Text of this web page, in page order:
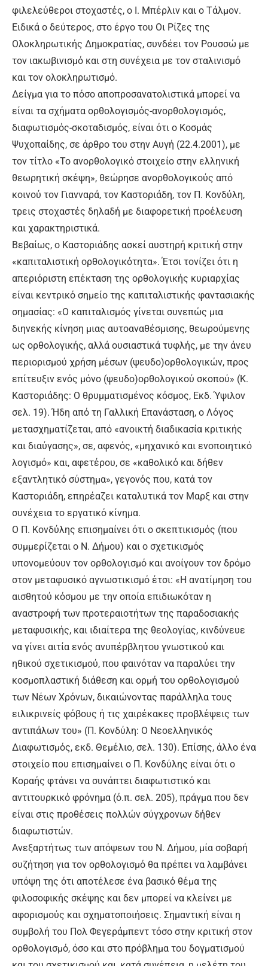
φιλελεύθεροι στοχαστές, ο Ι. Μπέρλιν και ο Τάλμον.
Ειδικά ο δεύτερος, στο έργο του Οι Ρίζες της
Ολοκληρωτικής Δημοκρατίας, συνδέει τον Ρουσσώ με
τον ιακωβινισμό και στη συνέχεια με τον σταλινισμό
και τον ολοκληρωτισμό.
Δείγμα για το πόσο αποπροσανατολιστικά μπορεί να
είναι τα σχήματα ορθολογισμός-ανορθολογισμός,
διαφωτισμός-σκοταδισμός, είναι ότι ο Κοσμάς
Ψυχοπαίδης, σε άρθρο του στην Αυγή (22.4.2001), με
τον τίτλο «Το ανορθολογικό στοιχείο στην ελληνική
θεωρητική σκέψη», θεώρησε ανορθολογικούς από
κοινού τον Γιανναρά, τον Καστοριάδη, τον Π. Κονδύλη,
τρεις στοχαστές δηλαδή με διαφορετική προέλευση
και χαρακτηριστικά.
Βεβαίως, ο Καστοριάδης ασκεί αυστηρή κριτική στην
«καπιταλιστική ορθολογικότητα». Έτσι τονίζει ότι η
απεριόριστη επέκταση της ορθολογικής κυριαρχίας
είναι κεντρικό σημείο της καπιταλιστικής φαντασιακής
σημασίας: «Ο καπιταλισμός γίνεται συνεπώς μια
διηνεκής κίνηση μιας αυτοαναθέσμισης, θεωρούμενης
ως ορθολογικής, αλλά ουσιαστικά τυφλής, με την άνευ
περιορισμού χρήση μέσων (ψευδο)ορθολογικών, προς
επίτευξιν ενός μόνο (ψευδο)ορθολογικού σκοπού» (Κ.
Καστοριάδης: Ο θρυμματισμένος κόσμος, Εκδ. Ύψιλον
σελ. 19). Ήδη από τη Γαλλική Επανάσταση, ο Λόγος
μετασχηματίζεται, από «ανοικτή διαδικασία κριτικής
και διαύγασης», σε, αφενός, «μηχανικό και ενοποιητικό
λογισμό» και, αφετέρου, σε «καθολικό και δήθεν
εξαντλητικό σύστημα», γεγονός που, κατά τον
Καστοριάδη, επηρέαζει καταλυτικά τον Μαρξ και στην
συνέχεια το εργατικό κίνημα.
Ο Π. Κονδύλης επισημαίνει ότι ο σκεπτικισμός (που
συμμερίζεται ο Ν. Δήμου) και ο σχετικισμός
υπονομεύουν τον ορθολογισμό και ανοίγουν τον δρόμο
στον μεταφυσικό αγνωστικισμό έτσι: «Η ανατίμηση του
αισθητού κόσμου με την οποία επιδιωκόταν η
αναστροφή των προτεραιοτήτων της παραδοσιακής
μεταφυσικής, και ιδιαίτερα της θεολογίας, κινδύνευε
να γίνει αιτία ενός ανυπέρβλητου γνωστικού και
ηθικού σχετικισμού, που φαινόταν να παραλύει την
κοσμοπλαστική διάθεση και ορμή του ορθολογισμού
των Νέων Χρόνων, δικαιώνοντας παράλληλα τους
ειλικρινείς φόβους ή τις χαιρέκακες προβλέψεις των
αντιπάλων του» (Π. Κονδύλη: Ο Νεοελληνικός
Διαφωτισμός, εκδ. Θεμέλιο, σελ. 130). Επίσης, άλλο ένα
στοιχείο που επισημαίνει ο Π. Κονδύλης είναι ότι ο
Κοραής φτάνει να συνάπτει διαφωτιστικό και
αντιτουρκικό φρόνημα (ό.π. σελ. 205), πράγμα που δεν
είναι στις προθέσεις πολλών σύγχρονων δήθεν
διαφωτιστών.
Ανεξαρτήτως των απόψεων του Ν. Δήμου, μία σοβαρή
συζήτηση για τον ορθολογισμό θα πρέπει να λαμβάνει
υπόψη της ότι αποτέλεσε ένα βασικό θέμα της
φιλοσοφικής σκέψης και δεν μπορεί να κλείνει με
αφορισμούς και σχηματοποιήσεις. Σημαντική είναι η
συμβολή του Πολ Φεγεράμπεντ τόσο στην κριτική στον
ορθολογισμό, όσο και στο πρόβλημα του δογματισμού